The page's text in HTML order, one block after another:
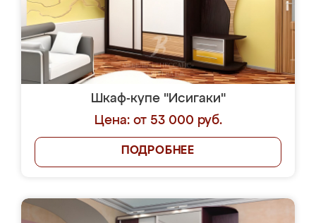
Шкаф-купе "Исигаки"
Цена: от 53 000 руб.
ПОДРОБНЕЕ